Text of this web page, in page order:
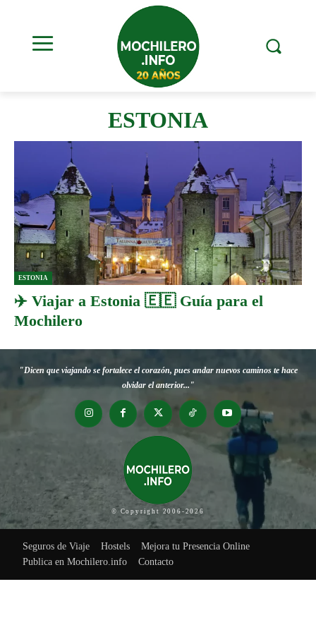
ESTONIA
ESTONIA
✈️ Viajar a Estonia 🇪🇪 Guía para el
Mochilero
"Dicen que viajando se fortalece el corazón, pues andar nuevos caminos te hace
olvidar el anterior..."
© Copyright 2006-2026
Seguros de Viaje Hostels
Mejora tu Presencia Online
Publica en Mochilero.info
Contacto